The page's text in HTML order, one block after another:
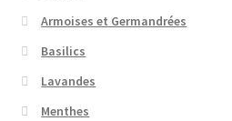
Armoises et Germandrées
Basilics
Lavandes
Menthes